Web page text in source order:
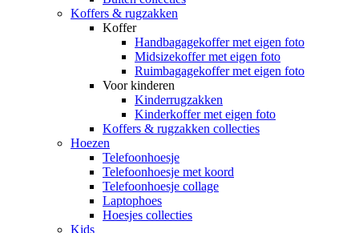
Koffers & rugzakken
Koffer
Handbagagekoffer met eigen foto
Midsizekoffer met eigen foto
Ruimbagagekoffer met eigen foto
Voor kinderen
Kinderrugzakken
Kinderkoffer met eigen foto
Koffers & rugzakken collecties
Hoezen
Telefoonhoesje
Telefoonhoesje met koord
Telefoonhoesje collage
Laptophoes
Hoesjes collecties
Kids